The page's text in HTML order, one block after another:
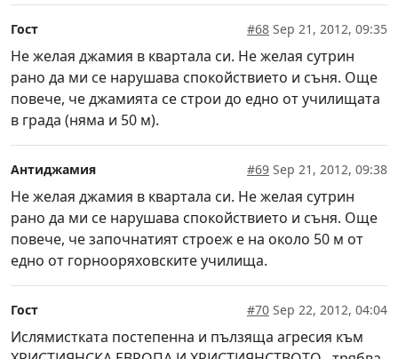
Гост #68 Sep 21, 2012, 09:35
Не желая джамия в квартала си. Не желая сутрин
рано да ми се нарушава спокойствието и съня. Още
повече, че джамията се строи до едно от училищата
в града (няма и 50 м).
Антиджамия #69 Sep 21, 2012, 09:38
Не желая джамия в квартала си. Не желая сутрин
рано да ми се нарушава спокойствието и съня. Още
повече, че започнатият строеж е на около 50 м от
едно от горнооряховските училища.
Гост #70 Sep 22, 2012, 04:04
Ислямистката постепенна и пълзяща агресия към